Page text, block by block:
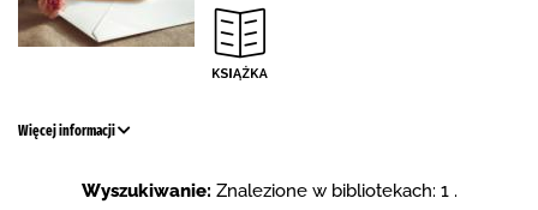
Więcej informacji
Wyszukiwanie: Znalezione w bibliotekach: 1 .